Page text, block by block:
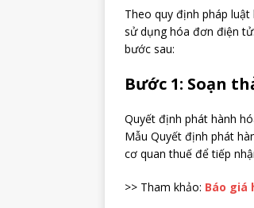
Theo quy định pháp
sử dụng hóa đơn điện
bước sau:
Bước 1: Soạn
Quyết định phát hành
Mẫu Quyết định phát
cơ quan thuế để tiếp
>> Tham khảo: Báo giá